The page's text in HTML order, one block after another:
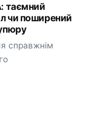
таємний
чи поширений
справжнім